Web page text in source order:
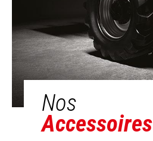
Nos
Accessoires